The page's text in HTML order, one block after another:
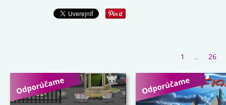
1 ... 26